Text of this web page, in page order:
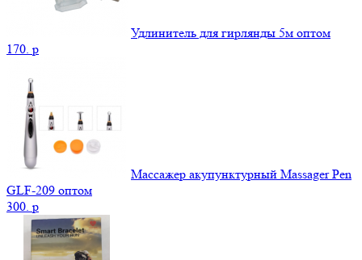
Удлинитель для гирлянды 5м оптом
170. p
Массажер акупунктурный Massager Pen
GLF-209 оптом
300. p